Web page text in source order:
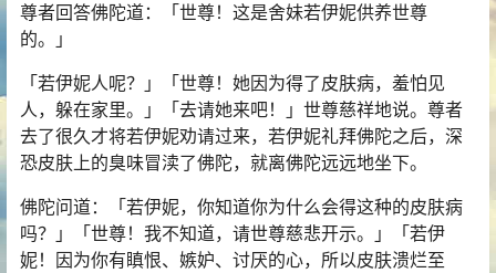
尊者回答佛陀道：「世尊！这是舍妹若伊妮供养世尊
的。」
「若伊妮人呢？」「世尊！她因为得了皮肤病，羞怕见
人，躲在家里。」「去请她来吧！」世尊慈祥地说。尊者
去了很久才将若伊妮劝请过来，若伊妮礼拜佛陀之后，深
恐皮肤上的臭味冒渎了佛陀，就离佛陀远远地坐下。
佛陀问道：「若伊妮，你知道你为什么会得这种的皮肤病
吗？」「世尊！我不知道，请世尊慈悲开示。」「若伊
妮！因为你有瞋恨、嫉妒、讨厌的心，所以皮肤溃烂至